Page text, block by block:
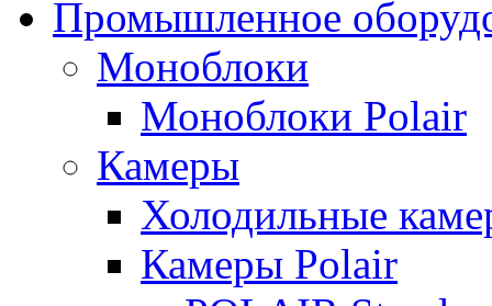
Промышленное
Моноблоки
Моноблоки Polair
Камеры
Холодильные
Камеры Polair